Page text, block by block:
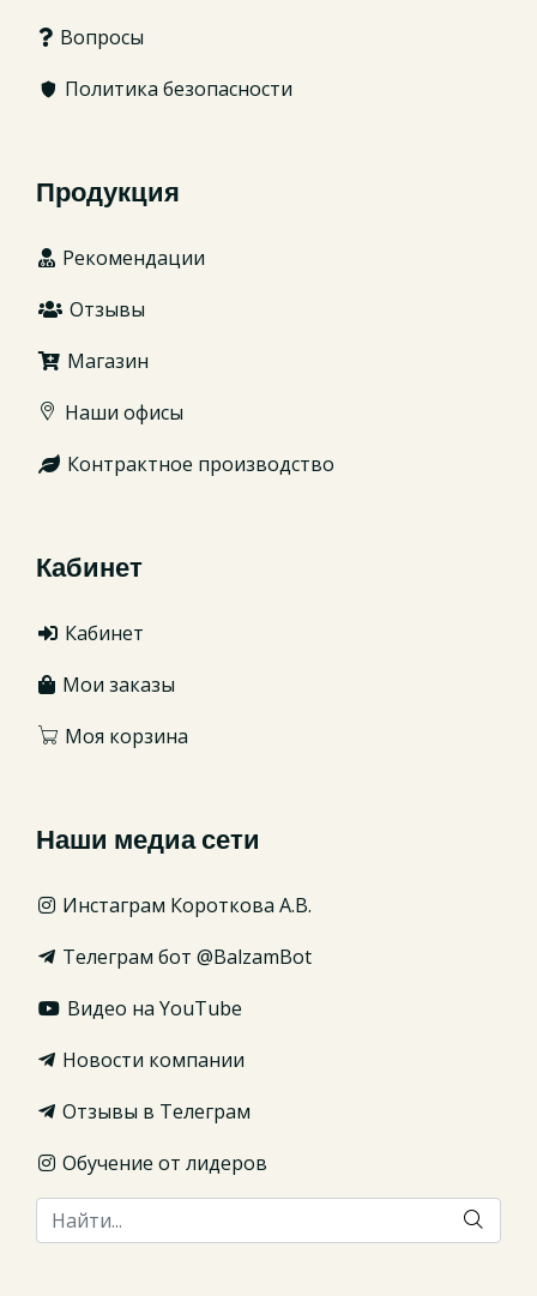
Вопросы
Политика безопасности
Продукция
Рекомендации
Отзывы
Магазин
Наши офисы
Контрактное производство
Кабинет
Кабинет
Мои заказы
Моя корзина
Наши медиа сети
Инстаграм Короткова А.В.
Телеграм бот @BalzamBot
Видео на YouTube
Новости компании
Отзывы в Телеграм
Обучение от лидеров